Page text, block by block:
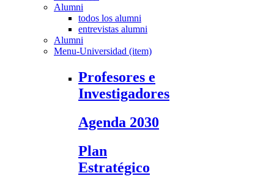
Alumni
todos los alumni
entrevistas alumni
Alumni
Menu-Universidad (item)
Profesores e
Investigadores
Agenda 2030
Plan
Estratégico